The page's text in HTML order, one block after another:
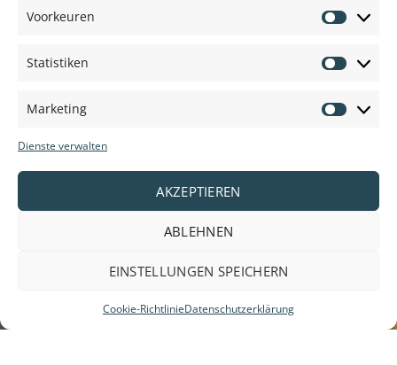
Voorkeuren
Statistiken
Marketing
Dienste verwalten
AKZEPTIEREN
ABLEHNEN
EINSTELLUNGEN SPEICHERN
Cookie-RichtlinieDatenschutzerklärung